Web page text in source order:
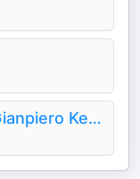
Cose Molto Umane di Gianpiero Kesten